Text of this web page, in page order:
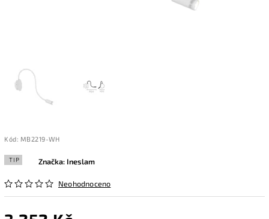
Kód: MB2219-WH
TIP
Neohodnoceno
Značka: Ineslam